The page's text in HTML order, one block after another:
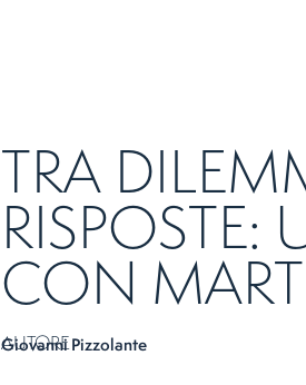
TRA
RISPOSTE:
CON
AUTORE
Giovanni Pizzolante